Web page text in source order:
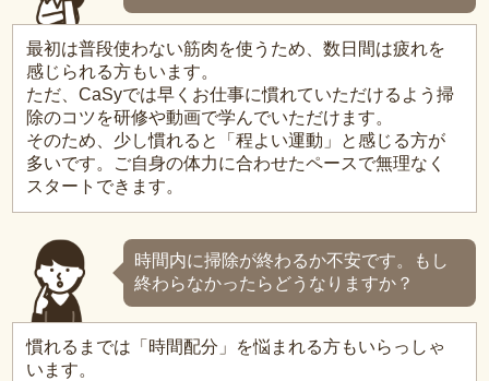
最初は普段使わない筋肉を使うため、数日間は疲れを
感じられる方もいます。
ただ、CaSyでは早くお仕事に慣れていただけるよう掃
除のコツを研修や動画で学んでいただけます。
そのため、少し慣れると「程よい運動」と感じる方が
多いです。ご自身の体力に合わせたペースで無理なく
スタートできます。
時間内に掃除が終わるか不安です。もし
終わらなかったらどうなりますか？
慣れるまでは「時間配分」を悩まれる方もいらっしゃ
います。